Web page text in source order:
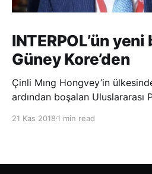
INTERPOL’ün yeni
Güney Kore’den
Çinli Mıng Hongvey’in
ardından boşalan Uluslararası
seçildi. INTERPOL Genel
21 Kas 2018 1 min read